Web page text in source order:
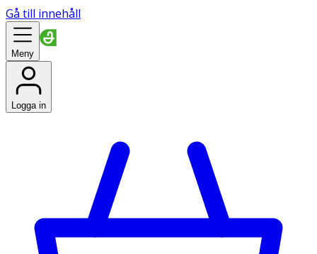
Gå till innehåll
Meny
Logga in